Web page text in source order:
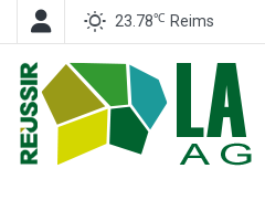
23.78℃ Reims